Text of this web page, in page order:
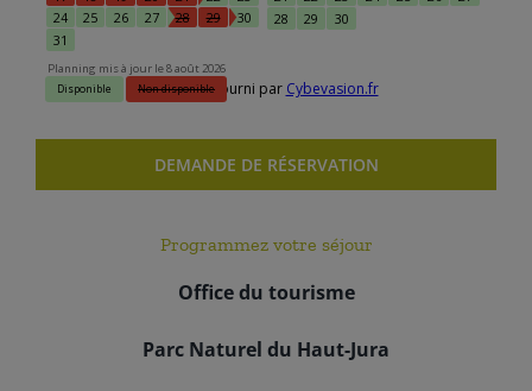
DEMANDE DE RÉSERVATION
Programmez votre séjour
Office du tourisme
Parc Naturel du Haut-Jura